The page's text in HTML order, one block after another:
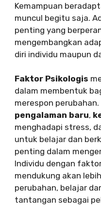
Kemampuan
muncul begitu saja.
penting yang
mengembangkan
diri individu maupun
Faktor Psikologis
dalam membentuk
merespon perubahan.
pengalaman baru,
menghadapi stress,
untuk belajar dan
penting dalam
Individu dengan
mendukung akan
perubahan, belajar
tantangan sebagai